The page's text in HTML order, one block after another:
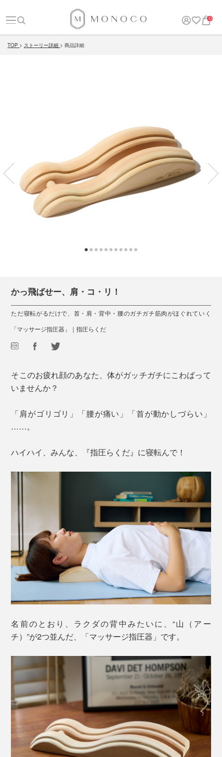
0
TOP ストーリー詳細 商品詳細
かっ飛ばせー、肩・コ・リ！
ただ寝転がるだけで、首・肩・背中・腰のガチガチ筋肉がほぐれていく
「マッサージ指圧器」｜指圧らくだ
そこのお疲れ顔のあなた、体がガッチガチにこわばって
いませんか？
「肩がゴリゴリ」「腰が痛い」「首が動かしづらい」
……。
ハイハイ、みんな、『指圧らくだ』に寝転んで！
名前のとおり、ラクダの背中みたいに、“山（アー
チ）”が2つ並んだ、「マッサージ指圧器」です。